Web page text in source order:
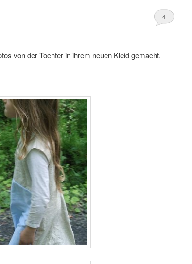
4
von der Tochter in ihrem neuen Kleid gemacht.